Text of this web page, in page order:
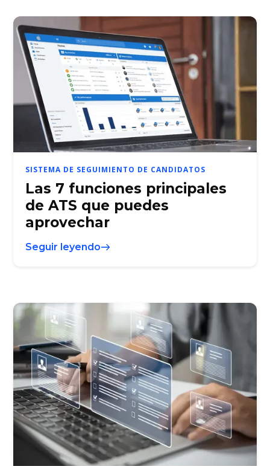
SISTEMA DE SEGUIMIENTO DE CANDIDATOS
Las 7 funciones principales
de ATS que puedes
aprovechar
Seguir leyendo